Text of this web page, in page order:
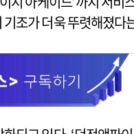
조가 더욱 뚜렷해졌다